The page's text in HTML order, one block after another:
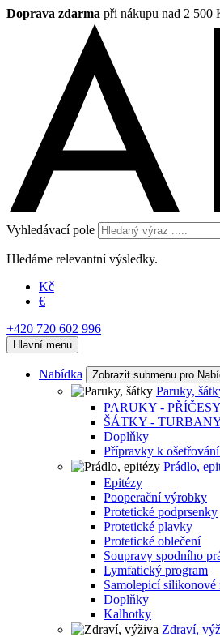
Doprava zdarma při nákupu nad 2 500
Vyhledávací pole
Hledáme relevantní výsledky.
Kč
€
+420 720 602 996
Hlavní menu
Nabídka Zobrazit submenu pro
Paruky,
PARUKY -
ŠÁTKY - TURBANY
Doplňky
Přípravky k
Prádlo,
Epitézy
Pooperační výrobky
Protetické podprsenky
Protetické plavky
Protetické oblečení
Soupravy spodního
Lymfatický program
Samolepicí silikonové
Doplňky
Kalhotky
Zdraví,